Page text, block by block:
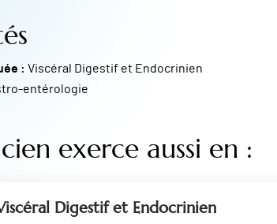
: Viscéral Digestif et Endocrinien
entérologie
exerce aussi en :
Digestif et Endocrinien